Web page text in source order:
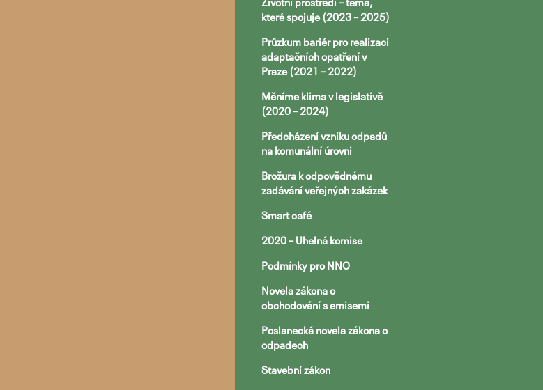
Životní prostředí – téma,
které spojuje (2023 – 2025)
Průzkum bariér pro realizaci
adaptačních opatření v
Praze (2021 – 2022)
Měníme klima v legislativě
(2020 – 2024)
Předcházení vzniku odpadů
na komunální úrovni
Brožura k odpovědnému
zadávání veřejných zakázek
Smart café
2020 – Uhelná komise
Podmínky pro NNO
Novela zákona o
obchodování s emisemi
Poslanecká novela zákona o
odpadech
Stavební zákon